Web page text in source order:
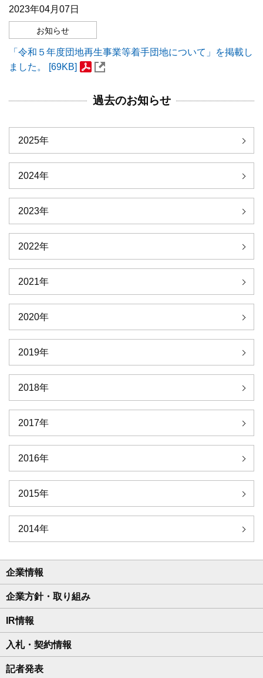
2023年04月07日
お知らせ
「令和５年度団地再生事業等着手団地について」を掲載し
ました。 [69KB]
過去のお知らせ
2025年
2024年
2023年
2022年
2021年
2020年
2019年
2018年
2017年
2016年
2015年
2014年
企業情報
企業方針・取り組み
IR情報
入札・契約情報
記者発表